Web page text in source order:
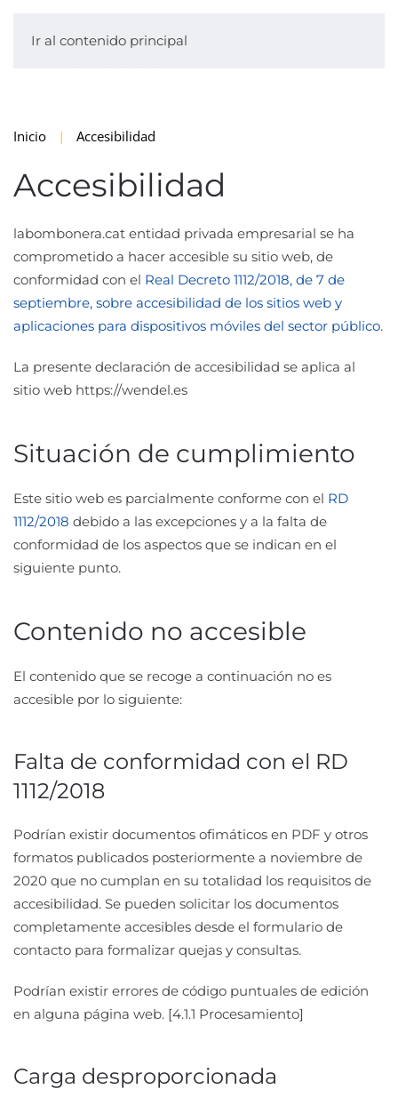
Ir al contenido principal
Inicio Accesibilidad
Accesibilidad
labombonera.cat entidad privada empresarial se ha
comprometido a hacer accesible su sitio web, de
conformidad con el Real Decreto 1112/2018, de 7 de
septiembre, sobre accesibilidad de los sitios web y
aplicaciones para dispositivos móviles del sector público.
La presente declaración de accesibilidad se aplica al
sitio web https://wendel.es
Situación de cumplimiento
Este sitio web es parcialmente conforme con el RD
1112/2018 debido a las excepciones y a la falta de
conformidad de los aspectos que se indican en el
siguiente punto.
Contenido no accesible
El contenido que se recoge a continuación no es
accesible por lo siguiente:
Falta de conformidad con el RD
1112/2018
Podrían existir documentos ofimáticos en PDF y otros
formatos publicados posteriormente a noviembre de
2020 que no cumplan en su totalidad los requisitos de
accesibilidad. Se pueden solicitar los documentos
completamente accesibles desde el formulario de
contacto para formalizar quejas y consultas.
Podrían existir errores de código puntuales de edición
en alguna página web. [4.1.1 Procesamiento]
Carga desproporcionada